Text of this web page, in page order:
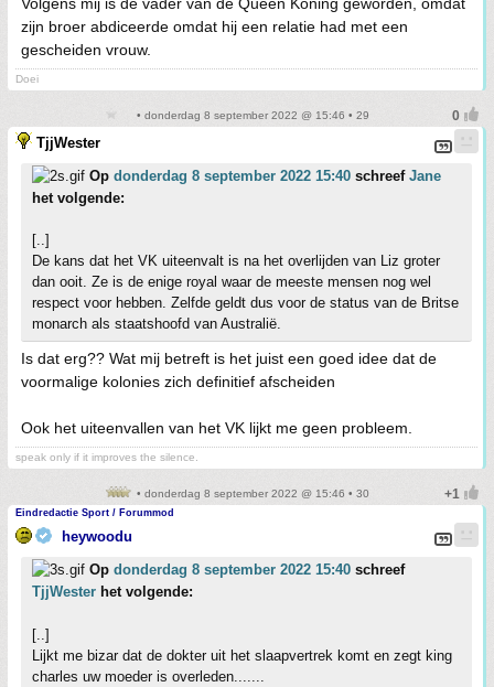
Volgens mij is de vader van de Queen Koning geworden, omdat
zijn broer abdiceerde omdat hij een relatie had met een
gescheiden vrouw.
Doei
• donderdag 8 september 2022 @ 15:46 • 29
TjjWester
Op donderdag 8 september 2022 15:40 schreef Jane
het volgende:
[..]
De kans dat het VK uiteenvalt is na het overlijden van Liz groter
dan ooit. Ze is de enige royal waar de meeste mensen nog wel
respect voor hebben. Zelfde geldt dus voor de status van de Britse
monarch als staatshoofd van Australië.
Is dat erg?? Wat mij betreft is het juist een goed idee dat de
voormalige kolonies zich definitief afscheiden
Ook het uiteenvallen van het VK lijkt me geen probleem.
speak only if it improves the silence.
• donderdag 8 september 2022 @ 15:46 • 30
Eindredactie Sport / Forummod
heywoodu
Op donderdag 8 september 2022 15:40 schreef
TjjWester het volgende:
[..]
Lijkt me bizar dat de dokter uit het slaapvertrek komt en zegt king
charles uw moeder is overleden.......